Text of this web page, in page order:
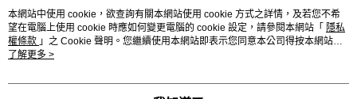
熱門標籤
本網站中使用 cookie，欲查詢有關本網站使用 cookie 方式之詳情，及若您不希
望在電腦上使用 cookie 時應如何變更電腦的 cookie 設定，請參閱本網站「 隱私
權條款 」之 Cookie 聲明。您繼續使用本網站即表示您同意本公司得按本網站使
用條款之 Cookie 聲明使用 cookie。
了解更多 >